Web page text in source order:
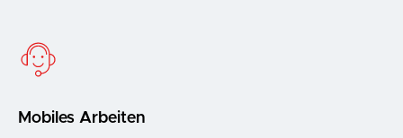
Mobiles Arbeiten